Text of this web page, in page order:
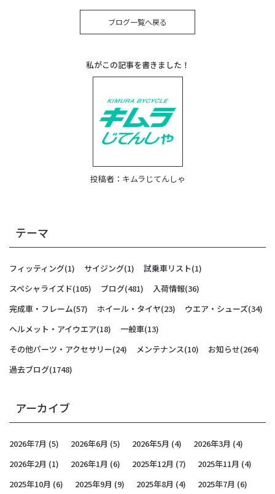
ブログ一覧へ戻る
私がこの記事を書きました！
投稿者： キムラじてんしゃ
テーマ
フィッティング(1) サイジング(1) 試乗車リスト(1)
スペシャライズド(105) ブログ(481) 入荷情報(36)
完成車・フレーム(57) ホイール・タイヤ(23) ウエア・シューズ(34)
ヘルメット・アイウエア(18) 一般車(13)
その他パーツ・アクセサリー(24) メンテナンス(10) お知らせ(264)
過去ブログ(1748)
アーカイブ
2026年7月 (5) 2026年6月 (5) 2026年5月 (4) 2026年3月 (4)
2026年2月 (1) 2026年1月 (6) 2025年12月 (7) 2025年11月 (4)
2025年10月 (6) 2025年9月 (9) 2025年8月 (4) 2025年7月 (6)